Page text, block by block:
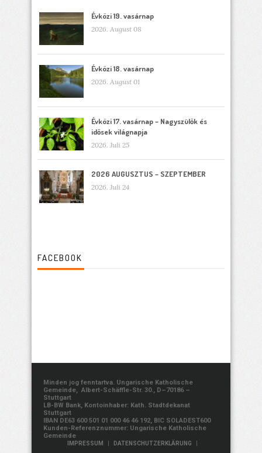
Évközi 19. vasárnap
2026. August 08
Évközi 18. vasárnap
2026. August 01
Évközi 17. vasárnap – Nagyszülők és
idősek világnapja
2026. Juli 25
2026 AUGUSZTUS – SZEPTEMBER
2026. Juli 24
FACEBOOK
Minden jog fenntartva. Ungarische Katholische
Gemeinde, Albert-Schäffle-Str. 30., D–70186 –
Stuttgart
LB-BW Bank, Kontoinhaber: Kath. Stadtdekanat
Stuttgart
IBAN DE63 600 501 01 000 46 46 192, BIC SOLADEST600
Kunden-Referenznummer: Ungarische Katholische
Gemeinde
IMPRESSUM | DATENSCHUTZERKLÄRUNG |